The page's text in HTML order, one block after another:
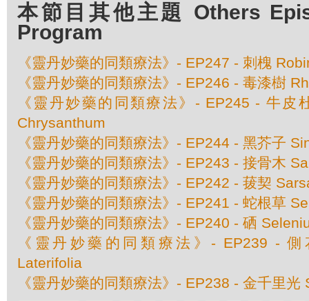
本節目其他主題 Others
Program
《靈丹妙藥的同類療法》- EP247 - 刺槐
《靈丹妙藥的同類療法》- EP246 - 毒漆樹
《靈丹妙藥的同類療法》- EP245 - 牛皮
Chrysanthum
《靈丹妙藥的同類療法》- EP244 - 黑芥子
《靈丹妙藥的同類療法》- EP243 - 接骨木
《靈丹妙藥的同類療法》- EP242 - 菝契
《靈丹妙藥的同類療法》- EP241 - 蛇根草
《靈丹妙藥的同類療法》- EP240 - 硒
《靈丹妙藥的同類療法》- EP239 - 側
Laterifolia
《靈丹妙藥的同類療法》- EP238 - 金千里